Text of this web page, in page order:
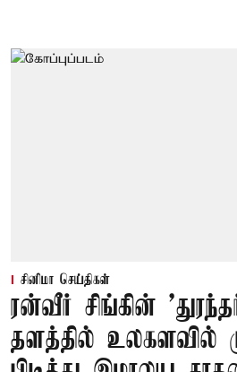
சினிமா செய்திகள்
ரன்வீர் சிங்கின்
தளத்தில் உலகளவில்